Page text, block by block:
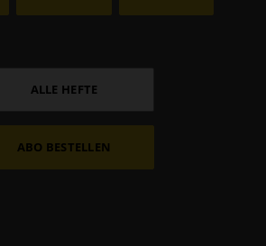
ALLE HEFTE
ABO BESTELLEN